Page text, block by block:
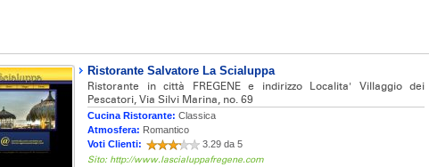
Ristorante Salvatore La Scialuppa
Ristorante in città FREGENE e indirizzo Localita' Villaggio dei
Pescatori, Via Silvi Marina, no. 69
Cucina Ristorante: Classica
Atmosfera: Romantico
Voti Clienti:
3.29 da 5
Sito: http://www.lascialuppafregene.com